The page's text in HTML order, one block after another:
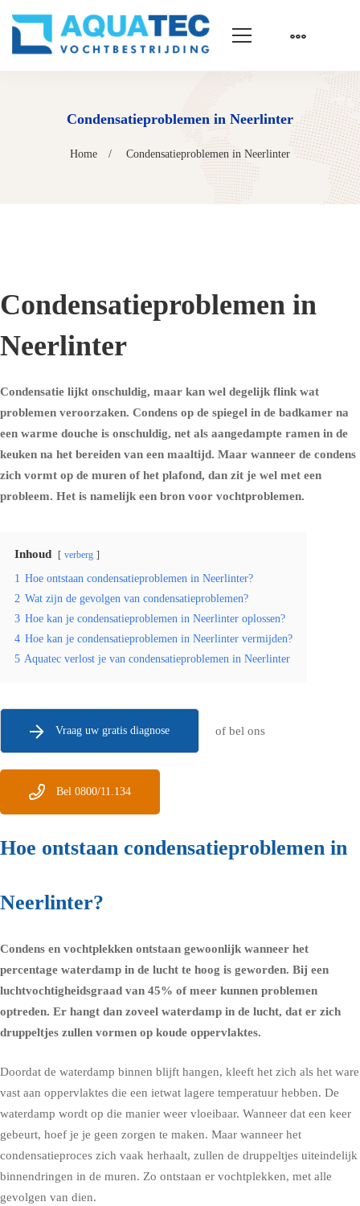
Condensatieproblemen in Neerlinter
Home Condensatieproblemen in Neerlinter
Condensatieproblemen in
Neerlinter
Condensatie lijkt onschuldig, maar kan wel degelijk flink wat
problemen veroorzaken. Condens op de spiegel in de badkamer na
een warme douche is onschuldig, net als aangedampte ramen in de
keuken na het bereiden van een maaltijd. Maar wanneer de condens
zich vormt op de muren of het plafond, dan zit je wel met een
probleem. Het is namelijk een bron voor vochtproblemen.
Inhoud verberg
1 Hoe ontstaan condensatieproblemen in Neerlinter?
2 Wat zijn de gevolgen van condensatieproblemen?
3 Hoe kan je condensatieproblemen in Neerlinter oplossen?
4 Hoe kan je condensatieproblemen in Neerlinter vermijden?
5 Aquatec verlost je van condensatieproblemen in Neerlinter
Vraag uw gratis diagnose of bel ons
Bel 0800/11.134
Hoe ontstaan condensatieproblemen in
Neerlinter?
Condens en vochtplekken ontstaan gewoonlijk wanneer het
percentage waterdamp in de lucht te hoog is geworden. Bij een
luchtvochtigheidsgraad van 45% of meer kunnen problemen
optreden. Er hangt dan zoveel waterdamp in de lucht, dat er zich
druppeltjes zullen vormen op koude oppervlaktes.
Doordat de waterdamp binnen blijft hangen, kleeft het zich als het ware
vast aan oppervlaktes die een ietwat lagere temperatuur hebben. De
waterdamp wordt op die manier weer vloeibaar. Wanneer dat een keer
gebeurt, hoef je je geen zorgen te maken. Maar wanneer het
condensatieproces zich vaak herhaalt, zullen de druppeltjes uiteindelijk
binnendringen in de muren. Zo ontstaan er vochtplekken, met alle
gevolgen van dien.